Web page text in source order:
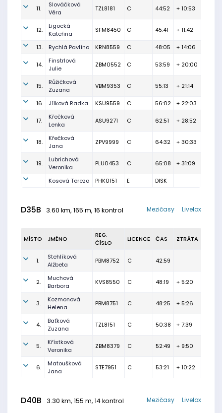
11.
Slováčková
Věra
TZL8181 C 44:52 + 10:53
12.
Ligocká
Kateřina
SFM8450 C 45:41 + 11:42
13. Rychlá Pavlína KRN8559 C 48:05 + 14:06
14.
Finstrlová
Julie
ZBM0552 C 53:59 + 20:00
15.
Růžičková
Zuzana
VBM9353 C 55:13 + 21:14
16. Jílková Radka KSU9559 C 56:02 + 22:03
17.
Křečková
Lenka
ASU9271 C 62:51 + 28:52
18.
Křečková
Jana
ZPV9999 C 64:32 + 30:33
19.
Lubrichová
Veronika
PLU0453 C 65:08 + 31:09
Kosová Tereza PHK0151 E DISK
D35B 3.60 km, 165 m, 16 kontrol Livelox
Mezičasy
MÍSTO JMÉNO
REG.
ČÍSLO
LICENCE ČAS ZTRÁTA
1.
Stehlíková
Alžbeta
PBM8752 C 42:59
2.
Muchová
Barbora
KVS8550 C 48:19 + 5:20
3.
Kozmonová
Helena
PBM8751 C 48:25 + 5:26
4.
Baťková
Zuzana
TZL8151 C 50:38 + 7:39
5.
Křístková
Veronika
ZBM8379 C 52:49 + 9:50
6.
Matoušková
Jana
STE7951 C 53:21 + 10:22
D40B 3.30 km, 155 m, 14 kontrol Livelox
Mezičasy